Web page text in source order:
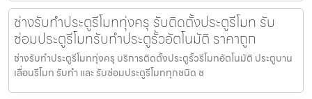
ช่างรับทำประตูรีโมททุ่งครุ รับติดตั้งประตูรีโมท รับ
ซ่อมประตูรีโมทรับทำประตูรั้วอัตโนมัติ ราคาถูก
ช่างรับทำประตูรีโมททุ่งครุ บริการติดตั้งประตูรั้วรีโมทอัตโนมัติ ประตูบาน
เลื่อนรีโมท รับทำ และ รับซ่อมประตูรีโมททุกชนิด ช